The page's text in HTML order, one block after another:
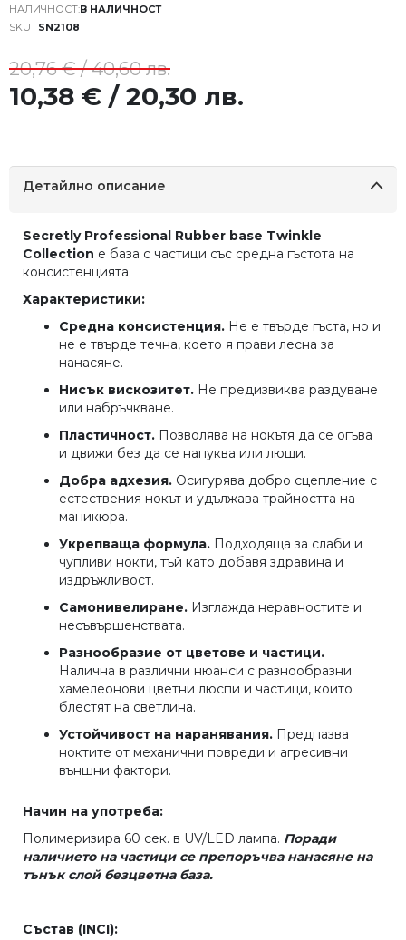
В НАЛИЧНОСТ
SKU
SN2108
10,38 € / 20,30 лв.
20,76 € / 40,60 лв.
Детайлно описание
Secretly Professional Rubber base Twinkle
Collection e база с частици със средна гъстота на
консистенцията.
Характеристики:
Средна консистенция. Не е твърде гъста, но и
не е твърде течна, което я прави лесна за
нанасяне.
Нисък вискозитет. Не предизвиква раздуване
или набръчкване.
Пластичност. Позволява на нокътя да се огъва
и движи без да се напуква или лющи.
Добра адхезия. Осигурява добро сцепление с
естествения нокът и удължава трайността на
маникюра.
Укрепваща формула. Подходяща за слаби и
чупливи нокти, тъй като добавя здравина и
издръжливост.
Самонивелиране. Изглажда неравностите и
несъвършенствата.
Разнообразие от цветове и частици.
Налична в различни нюанси с разнообразни
хамелеонови цветни люспи и частици, които
блестят на светлина.
Устойчивост на наранявания. Предпазва
ноктите от механични повреди и агресивни
външни фактори.
Начин на употреба:
Полимеризира 60 сек. в UV/LED лампа. Поради
наличието на частици се препоръчва нанасяне на
тънък слой безцветна база.
Състав (INCI):